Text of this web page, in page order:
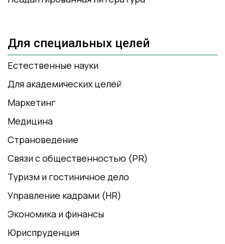
Для специальных целей
Естественные науки
Для академических целей
Маркетинг
Медицина
Страноведение
Связи с общественностью (PR)
Туризм и гостиничное дело
Управление кадрами (HR)
Экономика и финансы
Юриспруденция